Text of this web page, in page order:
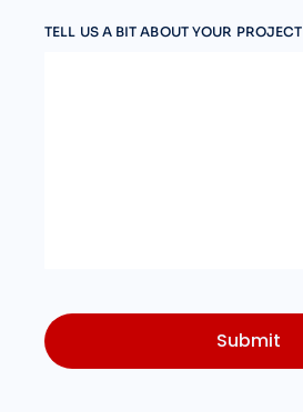
TELL US A BIT ABOUT YOUR PROJECT
Submit